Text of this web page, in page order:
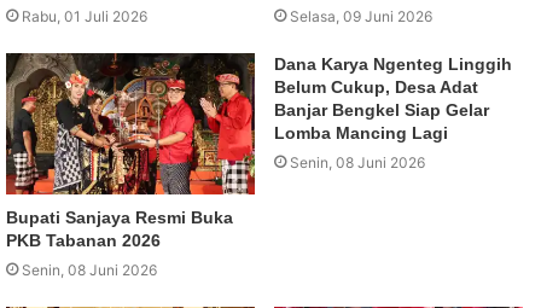
Rabu, 01 Juli 2026 Selasa, 09 Juni 2026
Bupati Sanjaya Resmi Buka
PKB Tabanan 2026
Senin, 08 Juni 2026
Dana Karya Ngenteg Linggih
Belum Cukup, Desa Adat
Banjar Bengkel Siap Gelar
Lomba Mancing Lagi
Senin, 08 Juni 2026